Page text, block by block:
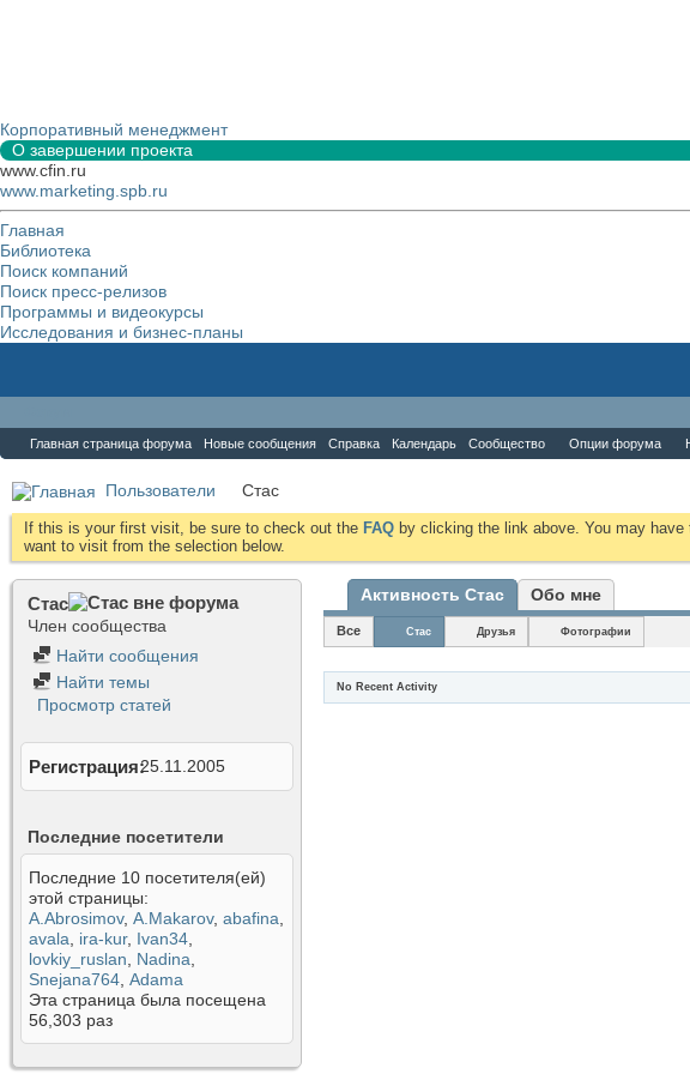
Корпоративный менеджмент
О завершении проекта
www.cfin.ru
www.marketing.spb.ru
Главная
Библиотека
Поиск компаний
Поиск пресс-релизов
Программы и видеокурсы
Исследования и бизнес-планы
Главная страница форума Новые сообщения Справка Календарь Сообщество Опции форума
Пользователи Стас
If this is your first visit, be sure to check out the FAQ by clicking the link above. You may have
want to visit from the selection below.
Стас
Член сообщества
Найти сообщения
Найти темы
Просмотр статей
Регистрация25.11.2005
Последние посетители
Последние 10 посетителя(ей)
этой страницы:
A.Abrosimov, A.Makarov, abafina
avala
ira-kur, Ivan34
lovkiy_ruslan
Nadina
Snejana764 Аdama
Эта страница была посещена
56,303 раз
Активность Стас Обо мне
Все Стас Друзья Фотографии
No Recent Activity